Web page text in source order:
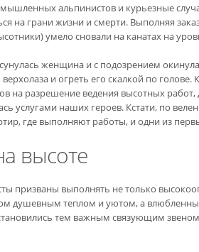
альпинистов и курьезные
на грани жизни и смерти. Выполняя
умело сновали на канатах на
женщина и с подозрением
и огреть его скалкой по
на разрешение ведения высотных
услугами наших героев. Кстати, по
где выполняют работы, и одни из
высоте
призваны выполнять не только
душевным теплом и уютом, а
тем важным связующим